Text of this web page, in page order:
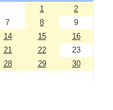
1
2
7 8
9
14 15
16
21 22
23
28 29
30